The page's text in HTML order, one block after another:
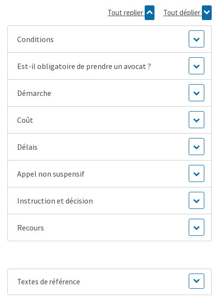
Tout replier Tout déplier
Conditions
Est-il obligatoire de prendre un avocat ?
Démarche
Coût
Délais
Appel non suspensif
Instruction et décision
Recours
Textes de référence